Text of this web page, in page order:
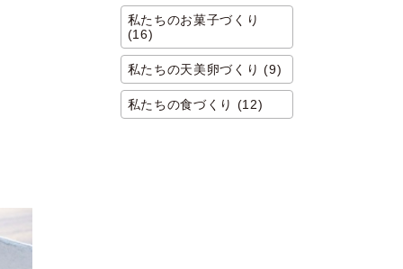
私たちのお菓子づくり
(16)
私たちの天美卵づくり (9)
私たちの食づくり (12)